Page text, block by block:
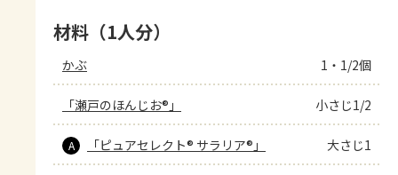
材料（1人分）
かぶ 1・1/2個
「瀬戸のほんじお®」 小さじ1/2
A 「ピュアセレクト® サラリア®」 大さじ1